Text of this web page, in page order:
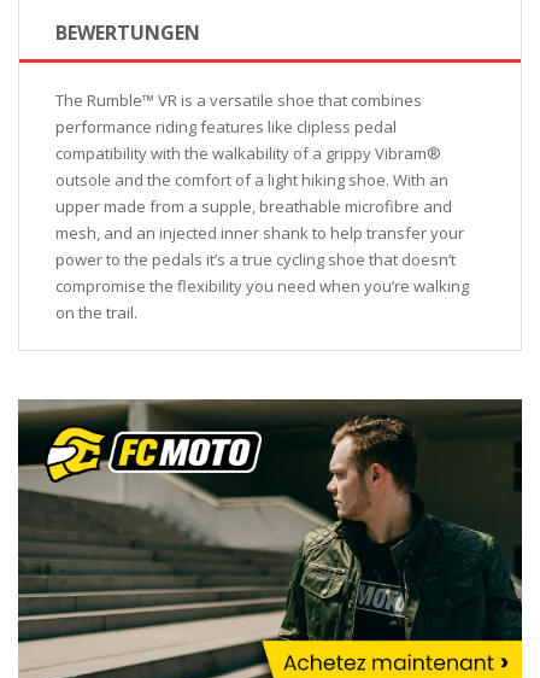
BEWERTUNGEN
The Rumble™ VR is a versatile shoe that combines
performance riding features like clipless pedal
compatibility with the walkability of a grippy Vibram®
outsole and the comfort of a light hiking shoe. With an
upper made from a supple, breathable microfibre and
mesh, and an injected inner shank to help transfer your
power to the pedals it’s a true cycling shoe that doesn’t
compromise the flexibility you need when you’re walking
on the trail.